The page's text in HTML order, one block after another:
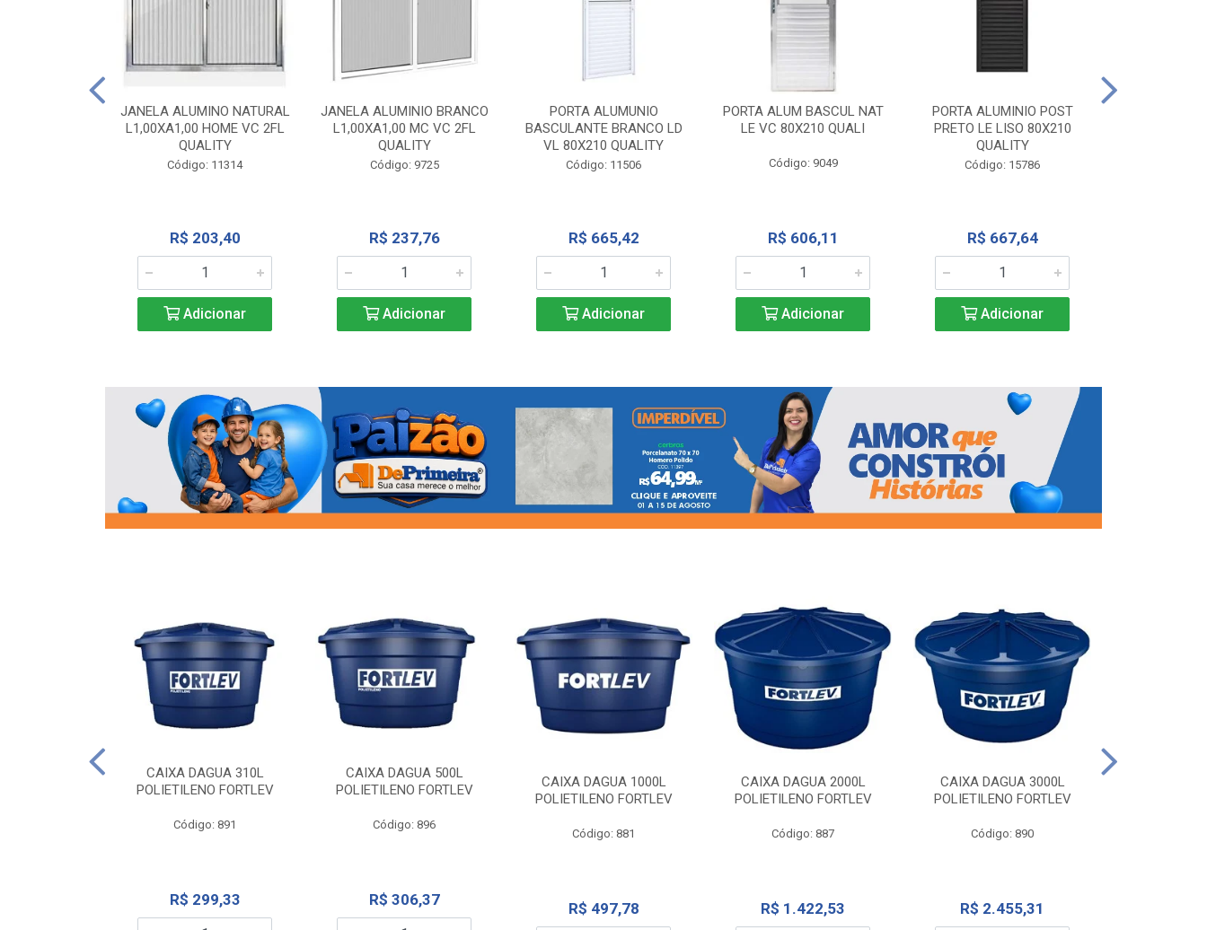
JANELA ALUMINO NATURAL
L1,00XA1,00 HOME VC 2FL
QUALITY
Código: 11314
R$ 203,40
Adicionar
JANELA ALUMINIO BRANCO
L1,00XA1,00 MC VC 2FL
QUALITY
Código: 9725
R$ 237,76
Adicionar
PORTA ALUMUNIO
BASCULANTE BRANCO LD
VL 80X210 QUALITY
Código: 11506
R$ 665,42
Adicionar
PORTA ALUM BASCUL NAT
LE VC 80X210 QUALI
Código: 9049
R$ 606,11
Adicionar
PORTA ALUMINIO POST
PRETO LE LISO 80X210
QUALITY
Código: 15786
R$ 667,64
Adicionar
CAIXA DAGUA 310L
POLIETILENO FORTLEV
Código: 891
R$ 299,33
CAIXA DAGUA 500L
POLIETILENO FORTLEV
Código: 896
R$ 306,37
CAIXA DAGUA 1000L
POLIETILENO FORTLEV
Código: 881
R$ 497,78
CAIXA DAGUA 2000L
POLIETILENO FORTLEV
Código: 887
R$ 1.422,53
CAIXA DAGUA 3000L
POLIETILENO FORTLEV
Código: 890
R$ 2.455,31